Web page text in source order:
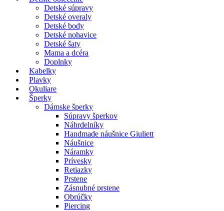
Detské súpravy
Detské overaly
Detské body
Detské nohavice
Detské šaty
Mama a dcéra
Doplnky
Kabelky
Plavky
Okuliare
Šperky
Dámske šperky
Súpravy šperkov
Náhrdelníky
Handmade náušnice Giuliett
Náušnice
Náramky
Prívesky
Retiazky
Prstene
Zásnubné prstene
Obrúčky
Piercing